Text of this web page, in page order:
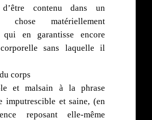
contenu dans un
chose matériellement
qui en garantisse encore
sans laquelle il
corps
et malsain à la phrase
imputrescible et saine, (en
reposant elle-même